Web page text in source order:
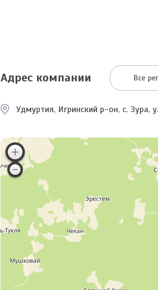
Адрес компании Все
Удмуртия, Игринский р-он, с. Зура,